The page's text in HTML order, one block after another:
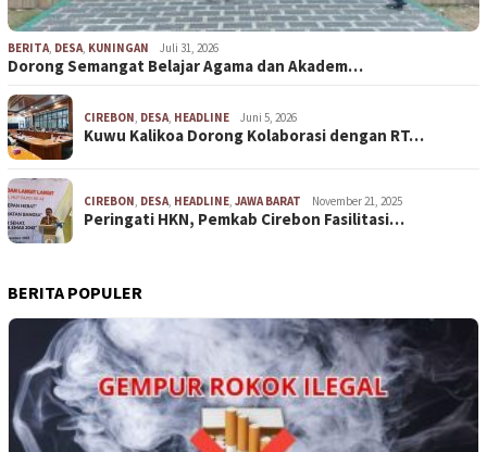
BERITA, DESA, KUNINGAN Juli 31, 2026
Dorong Semangat Belajar Agama dan Akadem…
CIREBON, DESA, HEADLINE Juni 5, 2026
Kuwu Kalikoa Dorong Kolaborasi dengan RT…
CIREBON, DESA, HEADLINE, JAWA BARAT November 21, 2025
Peringati HKN, Pemkab Cirebon Fasilitasi…
BERITA POPULER